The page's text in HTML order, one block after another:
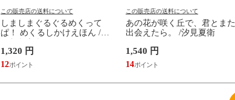
この販売店の送料について
しましまぐるぐるめくって
ぱ！ めくるしかけえほん /か
1,320 円
12
この販売店の送料について
あの花が咲く丘で、君とまた
出会えたら。 /汐見夏衛
1,540 円
14